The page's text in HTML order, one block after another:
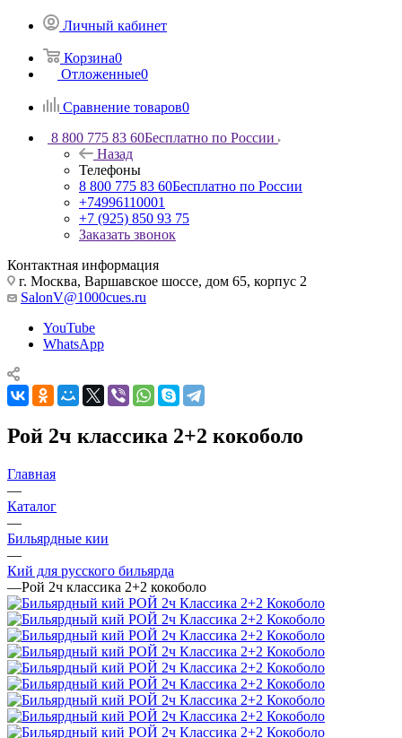
Личный кабинет
Корзина0
Отложенные0
Сравнение товаров0
8 800 775 83 60Бесплатно по России
Назад
Телефоны
8 800 775 83 60Бесплатно по России
+74996110001
+7 (925) 850 93 75
Заказать звонок
Контактная информация
г. Москва, Варшавское шоссе, дом 65, корпус 2
SalonV@1000cues.ru
YouTube
WhatsApp
Рой 2ч классика 2+2 кокоболо
Главная
—
Каталог
—
Бильярдные кии
—
Кий для русского бильярда
—Рой 2ч классика 2+2 кокоболо